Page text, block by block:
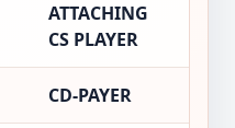
ATTACHING
CS PLAYER
CD-PAYER